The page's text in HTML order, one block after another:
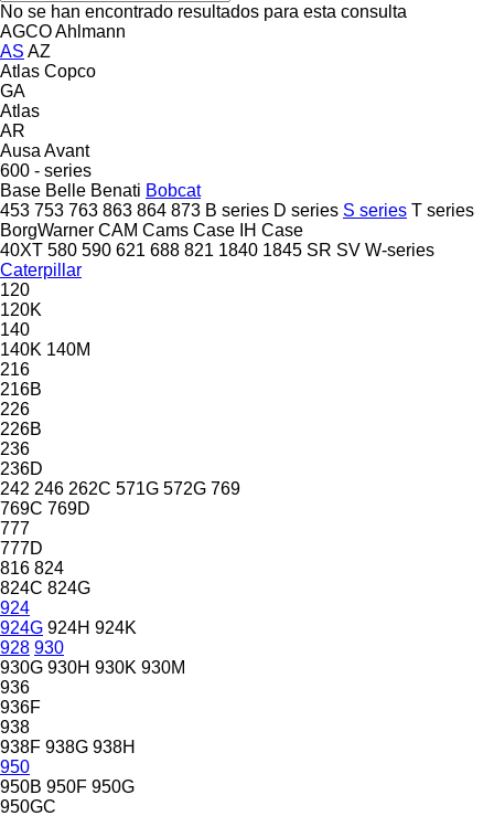
No se han encontrado resultados para esta consulta
AGCOAhlmann
AS AZ
Atlas Copco
GA
Atlas
AR
Ausa Avant
600 - series
Base Belle Benati Bobcat
453 753 763 863 864 873 B series D series S series T series
BorgWarner CAM Cams Case IH Case
40XT 580 590 621 688 821 1840 1845 SR SV W-series
Caterpillar
120
120K
140
140K 140M
216
216B
226
226B
236
236D
242 246 262C 571G 572G 769
769C 769D
777
777D
816 824
824C 824G
924
924G 924H 924K
928 930
930G 930H 930K 930M
936
936F
938
938F 938G 938H
950
950B 950F 950G
950GC